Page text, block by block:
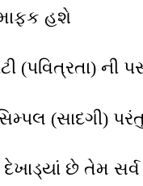
હશે
(પવિત્રતા) ની
(સાદગી)
છે તેમ